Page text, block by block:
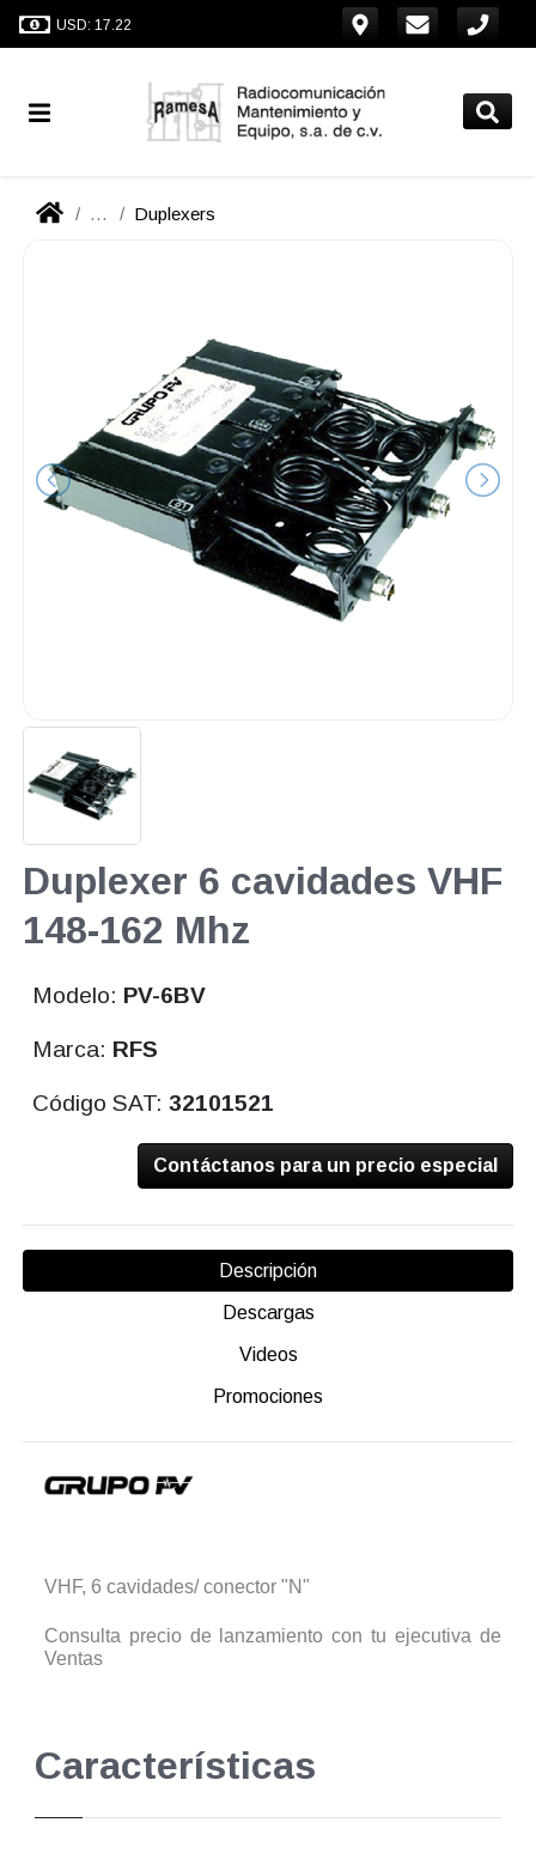
USD: 17.22
... Duplexers
Duplexer 6 cavidades VHF
148-162 Mhz
Modelo: PV-6BV
Marca: RFS
Código SAT:32101521
Contáctanos para un precio especial
Descripción
Descargas
Videos
Promociones
VHF, 6 cavidades/ conector "N"
Consulta precio de lanzamiento con tu ejecutiva de
Ventas
Características